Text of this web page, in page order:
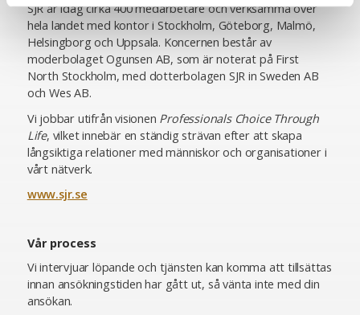
SJR är idag cirka 400 medarbetare och verksamma över
hela landet med kontor i Stockholm, Göteborg, Malmö,
Helsingborg och Uppsala. Koncernen består av
moderbolaget Ogunsen AB, som är noterat på First
North Stockholm, med dotterbolagen SJR in Sweden AB
och Wes AB.
Vi jobbar utifrån visionen Professionals Choice Through
Life, vilket innebär en ständig strävan efter att skapa
långsiktiga relationer med människor och organisationer i
vårt nätverk.
www.sjr.se
Vår process
Vi intervjuar löpande och tjänsten kan komma att tillsättas
innan ansökningstiden har gått ut, så vänta inte med din
ansökan.